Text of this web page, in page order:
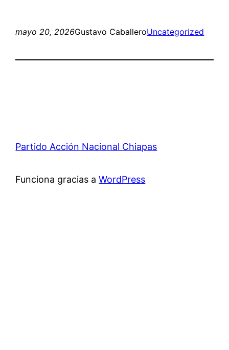
mayo 20, 2026Gustavo CaballeroUncategorized
Partido Acción Nacional Chiapas
Funciona gracias aWordPress